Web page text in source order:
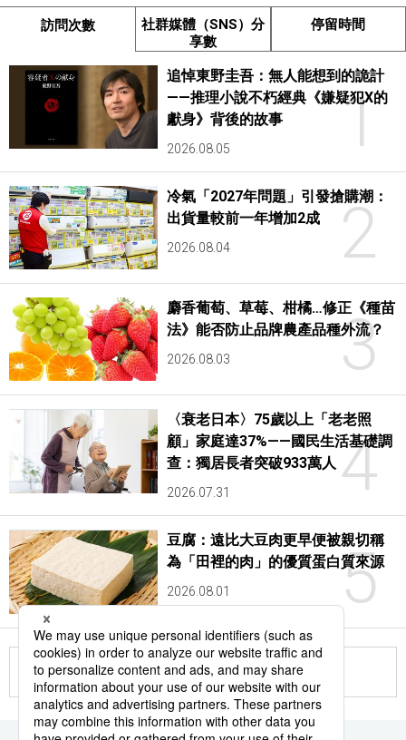
訪問次數
社群媒體（SNS）分
享數
停留時間
1
追悼東野圭吾：無人能想到的詭計
——推理小說不朽經典《嫌疑犯X的
獻身》背後的故事
2026.08.05
2
冷氣「2027年問題」引發搶購潮：
出貨量較前一年增加2成
2026.08.04
3
麝香葡萄、草莓、柑橘…修正《種苗
法》能否防止品牌農產品種外流？
2026.08.03
4
〈衰老日本〉75歲以上「老老照
顧」家庭達37%——國民生活基礎調
查：獨居長者突破933萬人
2026.07.31
5
豆腐：遠比大豆肉更早便被親切稱
為「田裡的肉」的優質蛋白質來源
2026.08.01
更多